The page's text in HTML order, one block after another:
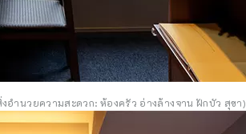
อำนวยความสะดวก: ห้องครัว อ่างล้างจาน ฝักบัว สุขา)